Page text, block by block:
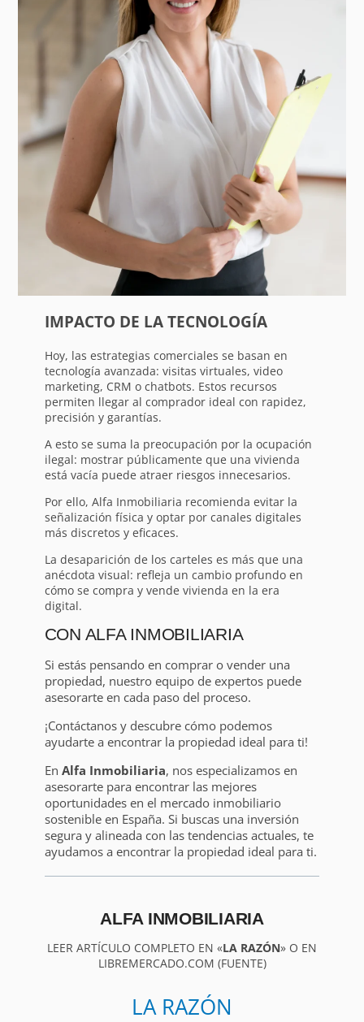
IMPACTO DE LA TECNOLOGÍA
Hoy, las estrategias comerciales se basan en
tecnología avanzada: visitas virtuales, video
marketing, CRM o chatbots. Estos recursos
permiten llegar al comprador ideal con rapidez,
precisión y garantías.
A esto se suma la preocupación por la ocupación
ilegal: mostrar públicamente que una vivienda
está vacía puede atraer riesgos innecesarios.
Por ello, Alfa Inmobiliaria recomienda evitar la
señalización física y optar por canales digitales
más discretos y eficaces.
La desaparición de los carteles es más que una
anécdota visual: refleja un cambio profundo en
cómo se compra y vende vivienda en la era
digital.
CON ALFA INMOBILIARIA
Si estás pensando en comprar o vender una
propiedad, nuestro equipo de expertos puede
asesorarte en cada paso del proceso.
¡Contáctanos y descubre cómo podemos
ayudarte a encontrar la propiedad ideal para ti!
En Alfa Inmobiliaria, nos especializamos en
asesorarte para encontrar las mejores
oportunidades en el mercado inmobiliario
sostenible en España. Si buscas una inversión
segura y alineada con las tendencias actuales, te
ayudamos a encontrar la propiedad ideal para ti.
ALFA INMOBILIARIA
LEER ARTÍCULO COMPLETO EN «LA RAZÓN» O EN
LIBREMERCADO.COM (FUENTE)
LA RAZÓN